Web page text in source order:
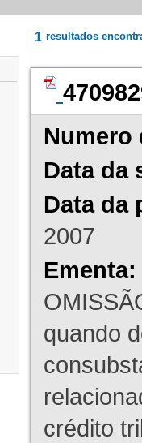
1 resultados
Numero
Data da
Data da
2007
Ementa:
quando
crédito